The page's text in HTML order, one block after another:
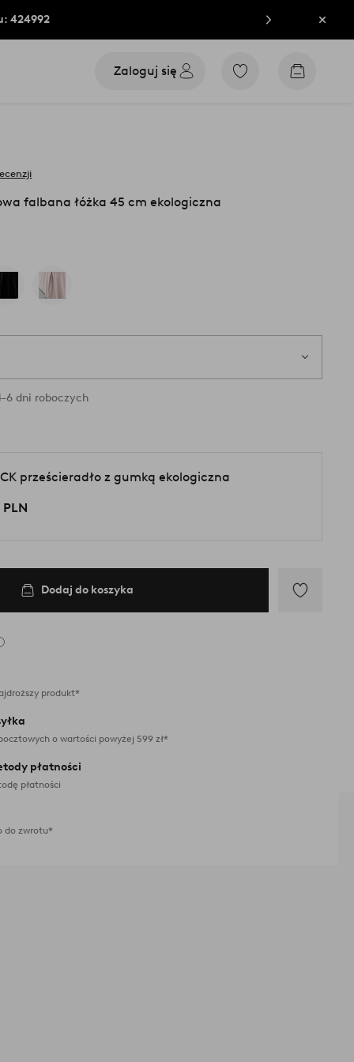
424992
Zaloguj się
Przejdź
Przejdź
falbana łóżka 45 cm ekologiczna
dostępne w magazynie
6 dni roboczych
prześcieradło z gumką ekologiczna
Dodaj do koszyka
produkt*
o wartości powyżej 599 zł*
płatności
płatności
do zwrotu*